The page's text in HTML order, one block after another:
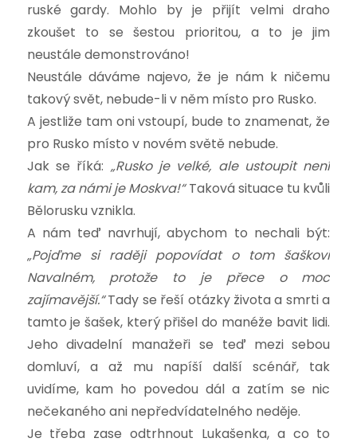
ruské gardy. Mohlo by je přijít velmi draho
zkoušet to se šestou prioritou, a to je jim
neustále demonstrováno!
Neustále dáváme najevo, že je nám k ničemu
takový svět, nebude-li v něm místo pro Rusko.
A jestliže tam oni vstoupí, bude to znamenat, že
pro Rusko místo v novém světě nebude.
Jak se říká: „Rusko je velké, ale ustoupit není
kam, za námi je Moskva!“Taková situace tu kvůli
Bělorusku vznikla.
A nám teď navrhují, abychom to nechali být:
„Pojďme si raději popovídat o tom šaškovi
Navalném, protože to je přece o moc
zajímavější.“Tady se řeší otázky života a smrti a
tamto je šašek, který přišel do manéže bavit lidi.
Jeho divadelní manažeři se teď mezi sebou
domluví, a až mu napíší další scénář, tak
uvidíme, kam ho povedou dál a zatím se nic
nečekaného ani nepředvídatelného neděje.
Je třeba zase odtrhnout Lukašenka, a co to